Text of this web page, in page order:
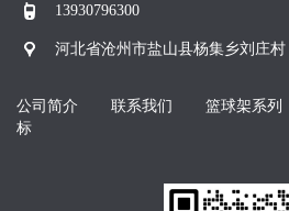
13930796300
河北省沧州市盐山县杨集乡刘庄村
公司简介 联系我们 篮球架系列
标